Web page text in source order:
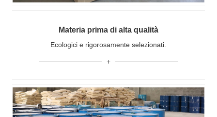
Materia prima di alta qualità
Ecologici e rigorosamente selezionati.